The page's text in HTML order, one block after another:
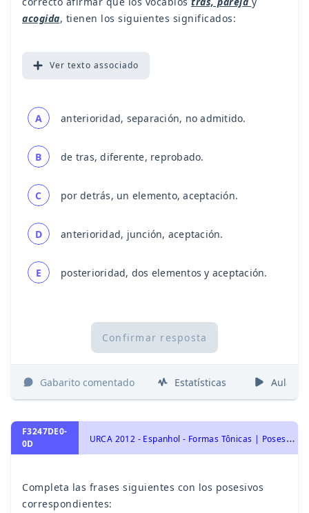
acogida, tienen los siguientes significados:
Ver texto associado
A anterioridad, separación, no admitido.
B de tras, diferente, reprobado.
C por detrás, un elemento, aceptación.
D anterioridad, junción, aceptación.
E posterioridad, dos elementos y aceptación.
Confirmar resposta
Gabarito comentado Estatísticas Aulas
F3247DE0-
0D
U
RCA 2012 - Espanhol - Formas Tônicas | Posesivos, Pronomes | Pronombres
Completa las frases siguientes con los posesivos
correspondientes: